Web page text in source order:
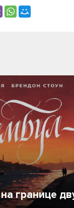
границе